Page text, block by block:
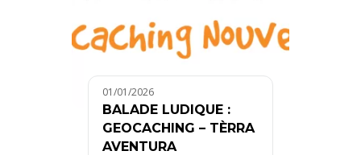
01/01/2026
BALADE LUDIQUE :
GEOCACHING – TÈRRA
AVENTURA